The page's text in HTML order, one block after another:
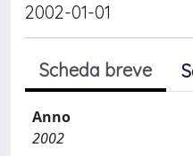
2002-01-01
Scheda breve
Anno
2002